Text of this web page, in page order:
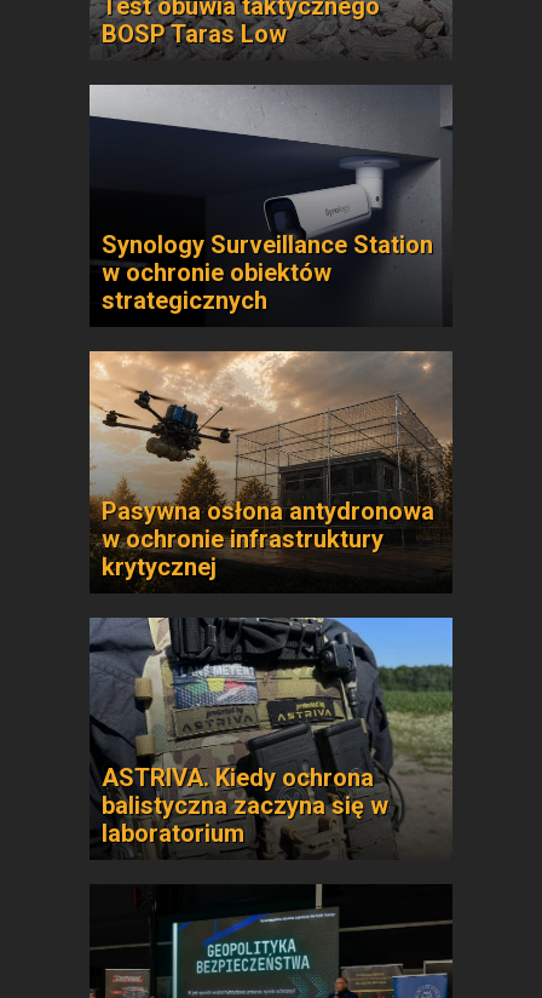
Test obuwia taktycznego
BOSP Taras Low
Synology Surveillance Station
w ochronie obiektów
strategicznych
Pasywna osłona antydronowa
w ochronie infrastruktury
krytycznej
ASTRIVA. Kiedy ochrona
balistyczna zaczyna się w
laboratorium